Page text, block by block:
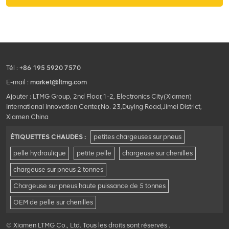
Tél : +86 195 5920 7570
E-mail : market@ltmg.com
Ajouter : LTMG Group, 2nd Floor,1-2, Electronics City(Xiamen)
International Innovation Center,No. 23,Duying Road,Jimei District,
Xiamen China
ÉTIQUETTES CHAUDES : petites chargeuses sur pneus
pelle hydraulique petite pelle chargeuse sur chenilles
chargeuse sur pneus 2 tonnes
Chargeuse sur pneus haute puissance de 5 tonnes
OEM de pelle sur chenilles
© Xiamen LTMG Co., Ltd. Tous les droits sont réservés .